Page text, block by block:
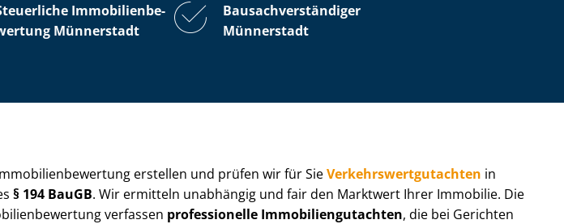
Im­mo­bi­li­en­be­
Münnerstadt
Bau­sach­ver­stän­di­ger
Münnerstadt
erstellen und prüfen wir für SieVer­kehrs­wert­gut­ach­ten in
§ 194 BauGB. Wir ermitteln unabhängig und fair den Marktwert Ihrer Immobilie. Die
verfassen professionelle Im­mo­bi­li­en­gut­ach­ten, die bei Gerichten